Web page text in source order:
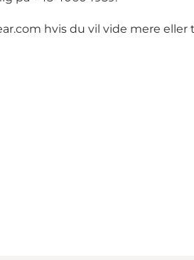
hvis du vil vide mere eller